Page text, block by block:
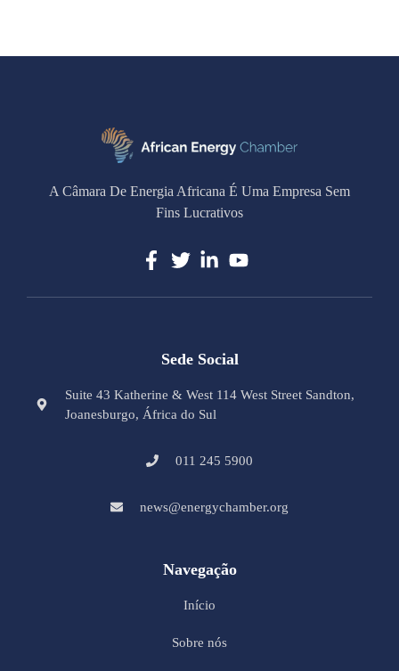
A Câmara De Energia Africana É Uma Empresa Sem
Fins Lucrativos
Sede Social
Suite 43 Katherine & West 114 West Street Sandton,
Joanesburgo, África do Sul
011 245 5900
news@energychamber.org
Navegação
Início
Sobre nós